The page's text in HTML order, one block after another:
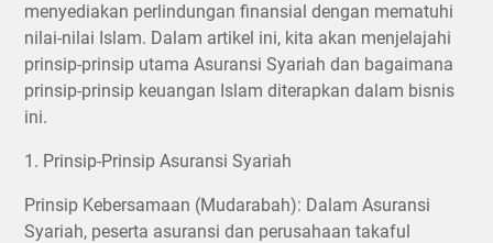
menyediakan perlindungan finansial dengan mematuhi
nilai-nilai Islam. Dalam artikel ini, kita akan menjelajahi
prinsip-prinsip utama Asuransi Syariah dan bagaimana
prinsip-prinsip keuangan Islam diterapkan dalam bisnis
ini.
1. Prinsip-Prinsip Asuransi Syariah
Prinsip Kebersamaan (Mudarabah): Dalam Asuransi
Syariah, peserta asuransi dan perusahaan takaful